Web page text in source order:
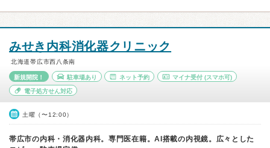
みせき内科消化器クリニック
北海道帯広市西八条南
新規開院！ 駐車場あり ネット予約 マイナ受付 (スマホ可)
電子処方せん対応
土曜（〜12:00）
帯広市の内科・消化器内科。専門医在籍。AI搭載の内視鏡。広々とした